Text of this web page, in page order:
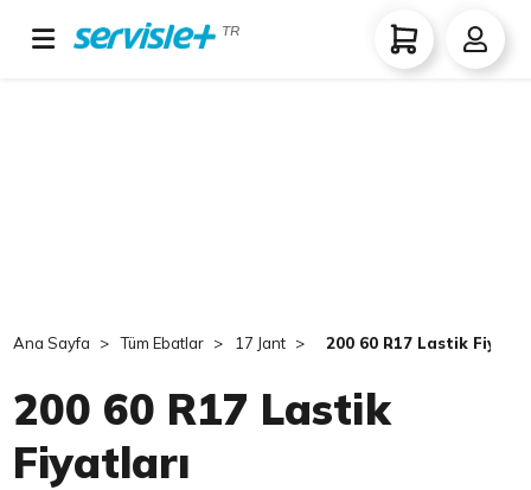
TR
Ana Sayfa Tüm Ebatlar 17 Jant 200 60 R17 Lastik
200 60 R17 Lastik
Fiyatları